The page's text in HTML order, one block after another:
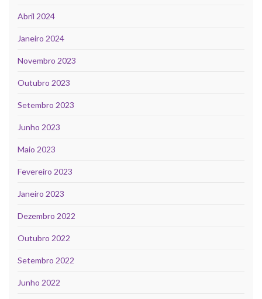
Abril 2024
Janeiro 2024
Novembro 2023
Outubro 2023
Setembro 2023
Junho 2023
Maio 2023
Fevereiro 2023
Janeiro 2023
Dezembro 2022
Outubro 2022
Setembro 2022
Junho 2022